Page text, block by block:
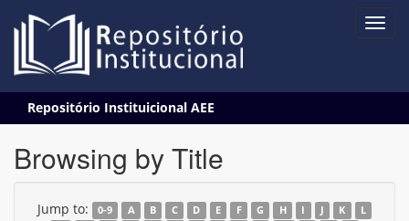
navigation
Repositório Instituicional AEE
Browsing by Title
Jump to: 0-9 A B C D E F G H I J K
L